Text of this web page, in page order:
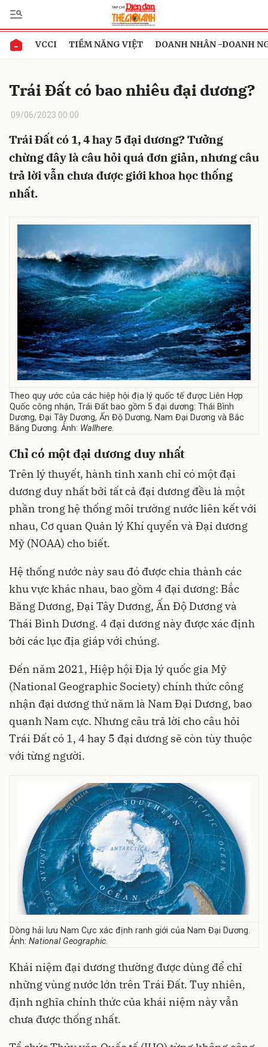
VCCI TIỀM NĂNG VIỆT DOANH NHÂN -DOANH
Trái Đất có bao nhiêu đại dương?
09/06/2023 00:00
Trái Đất có 1, 4 hay 5 đại dương? Tưởng
chừng đây là câu hỏi quá đơn giản, nhưng câu
trả lời vẫn chưa được giới khoa học thống
nhất.
Theo quy ước của các hiệp hội địa lý quốc tế được Liên Hợp
Quốc công nhận, Trái Đất bao gồm 5 đại dương: Thái Bình
Dương, Đại Tây Dương, Ấn Độ Dương, Nam Đại Dương và Bắc
Băng Dương. Ảnh: Wallhere.
Chỉ có một đại dương duy nhất
Trên lý thuyết, hành tinh xanh chỉ có một đại
dương duy nhất bởi tất cả đại dương đều là một
phần trong hệ thống môi trường nước liên kết với
nhau, Cơ quan Quản lý Khí quyển và Đại dương
Mỹ (NOAA) cho biết.
Hệ thống nước này sau đó được chia thành các
khu vực khác nhau, bao gồm 4 đại dương: Bắc
Băng Dương, Đại Tây Dương, Ấn Độ Dương và
Thái Bình Dương. 4 đại dương này được xác định
bởi các lục địa giáp với chúng.
Đến năm 2021, Hiệp hội Địa lý quốc gia Mỹ
(National Geographic Society) chính thức công
nhận đại dương thứ năm là Nam Đại Dương, bao
quanh Nam cực. Nhưng câu trả lời cho câu hỏi
Trái Đất có 1, 4 hay 5 đại dương sẽ còn tùy thuộc
với từng người.
Dòng hải lưu Nam Cực xác định ranh giới của Nam Đại Dương.
Ảnh: National Geographic.
Khái niệm đại dương thường được dùng để chỉ
những vùng nước lớn trên Trái Đất. Tuy nhiên,
định nghĩa chính thức của khái niệm này vẫn
chưa được thống nhất.
Gửi bình luận
Hủy Gửi